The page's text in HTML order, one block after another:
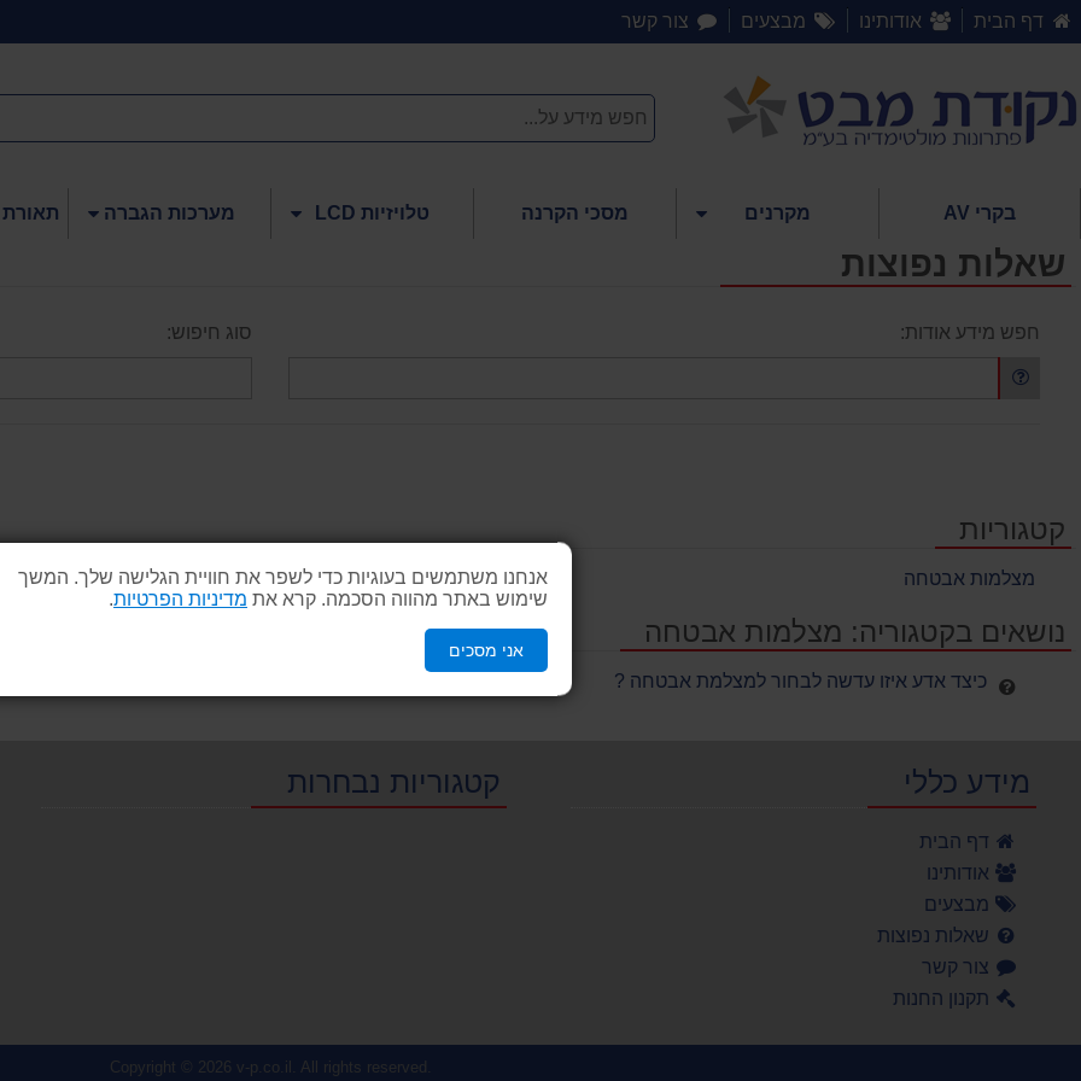
אנחנו משתמשים בעוגיות כדי לשפר את חוויית הגלישה שלך. המשך
שימוש באתר מהווה הסכמה. קרא את מדיניות הפרטיות
אני מסכים
דף הבית אודותינו מבצעים צור קשר
בקרי AV מקרנים מסכי הקרנה טלויזיות LCD מערכות הגברה
שאלות נפוצות
חפש מידע אודות: סוג חיפוש:
קטגוריות
מצלמות אבטחה
נושאים בקטגוריה: מצלמות אבטחה
כיצד אדע איזו עדשה לבחור למצלמת אבטחה ?
מידע כללי
דף הבית
אודותינו
מבצעים
שאלות נפוצות
צור קשר
תקנון החנות
קטגוריות נבחרות
Copyright © 2026 v-p.co.il . All rights reserved.